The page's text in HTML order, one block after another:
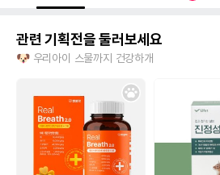
관련 기획전을 둘러보세요
🐶 우리아이 스물까지 건강하개